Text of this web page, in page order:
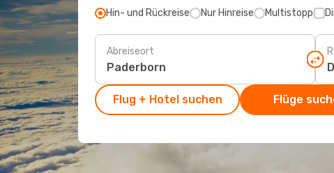
Hin- und Rückreise Nur Hinreise Multistopp
Abreiseort
Flug + Hotel suchen Flüge